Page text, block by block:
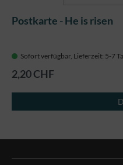
Postkarte - He is risen
Sofort verfügbar, Lieferzeit: 5-7
2,20 CHF